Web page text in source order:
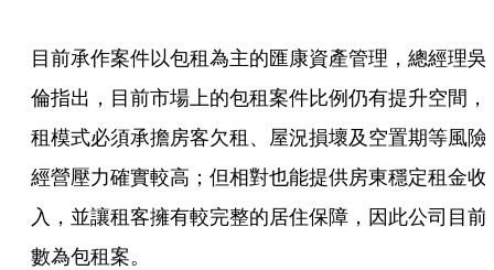
目前承作案件以包租為主的匯康資產管理，總經理吳
倫指出，目前市場上的包租案件比例仍有提升空間，
租模式必須承擔房客欠租、屋況損壞及空置期等風險
經營壓力確實較高；但相對也能提供房東穩定租金收
入，並讓租客擁有較完整的居住保障，因此公司目前
數為包租案。